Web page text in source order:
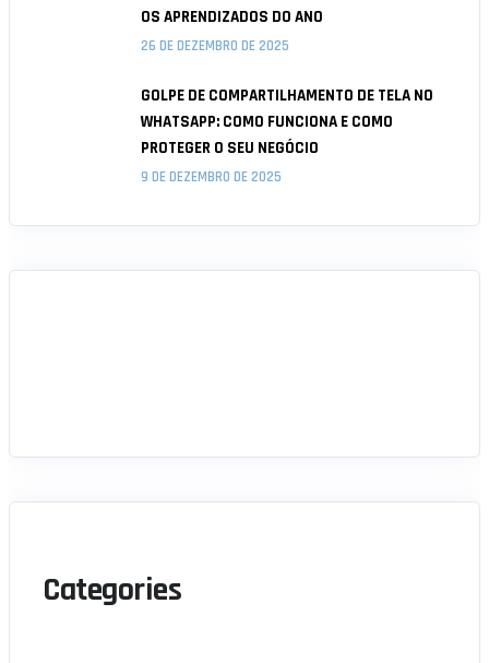
OS APRENDIZADOS DO ANO
26 DE DEZEMBRO DE 2025
GOLPE DE COMPARTILHAMENTO DE TELA NO
WHATSAPP: COMO FUNCIONA E COMO
PROTEGER O SEU NEGÓCIO
9 DE DEZEMBRO DE 2025
Categories